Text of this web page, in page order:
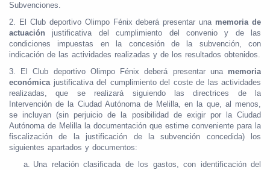
Subvenciones.
2. El Club deportivo Olimpo Fénix deberá presentar una memoria de
actuación justificativa del cumplimiento del convenio y de las
condiciones impuestas en la concesión de la subvención, con
indicación de las actividades realizadas y de los resultados obtenidos.
3. El Club deportivo Olimpo Fénix deberá presentar una memoria
económicajustificativa del cumplimiento del coste de las actividades
realizadas, que se realizará siguiendo las directrices de la
Intervención de la Ciudad Autónoma de Melilla, en la que, al menos,
se incluyan (sin perjuicio de la posibilidad de exigir por la Ciudad
Autónoma de Melilla la documentación que estime conveniente para la
fiscalización de la justificación de la subvención concedida) los
siguientes apartados y documentos:
Una relación clasificada de los gastos, con identificación del